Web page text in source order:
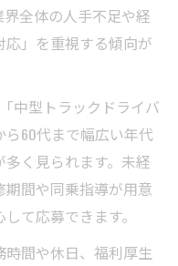
全体の人手不足や経
」を重視する傾向が
中型トラックドライバ
60代まで幅広い年代
く見られます。未経
間や同乗指導が用意
て応募できます。
間や休日、福利厚生